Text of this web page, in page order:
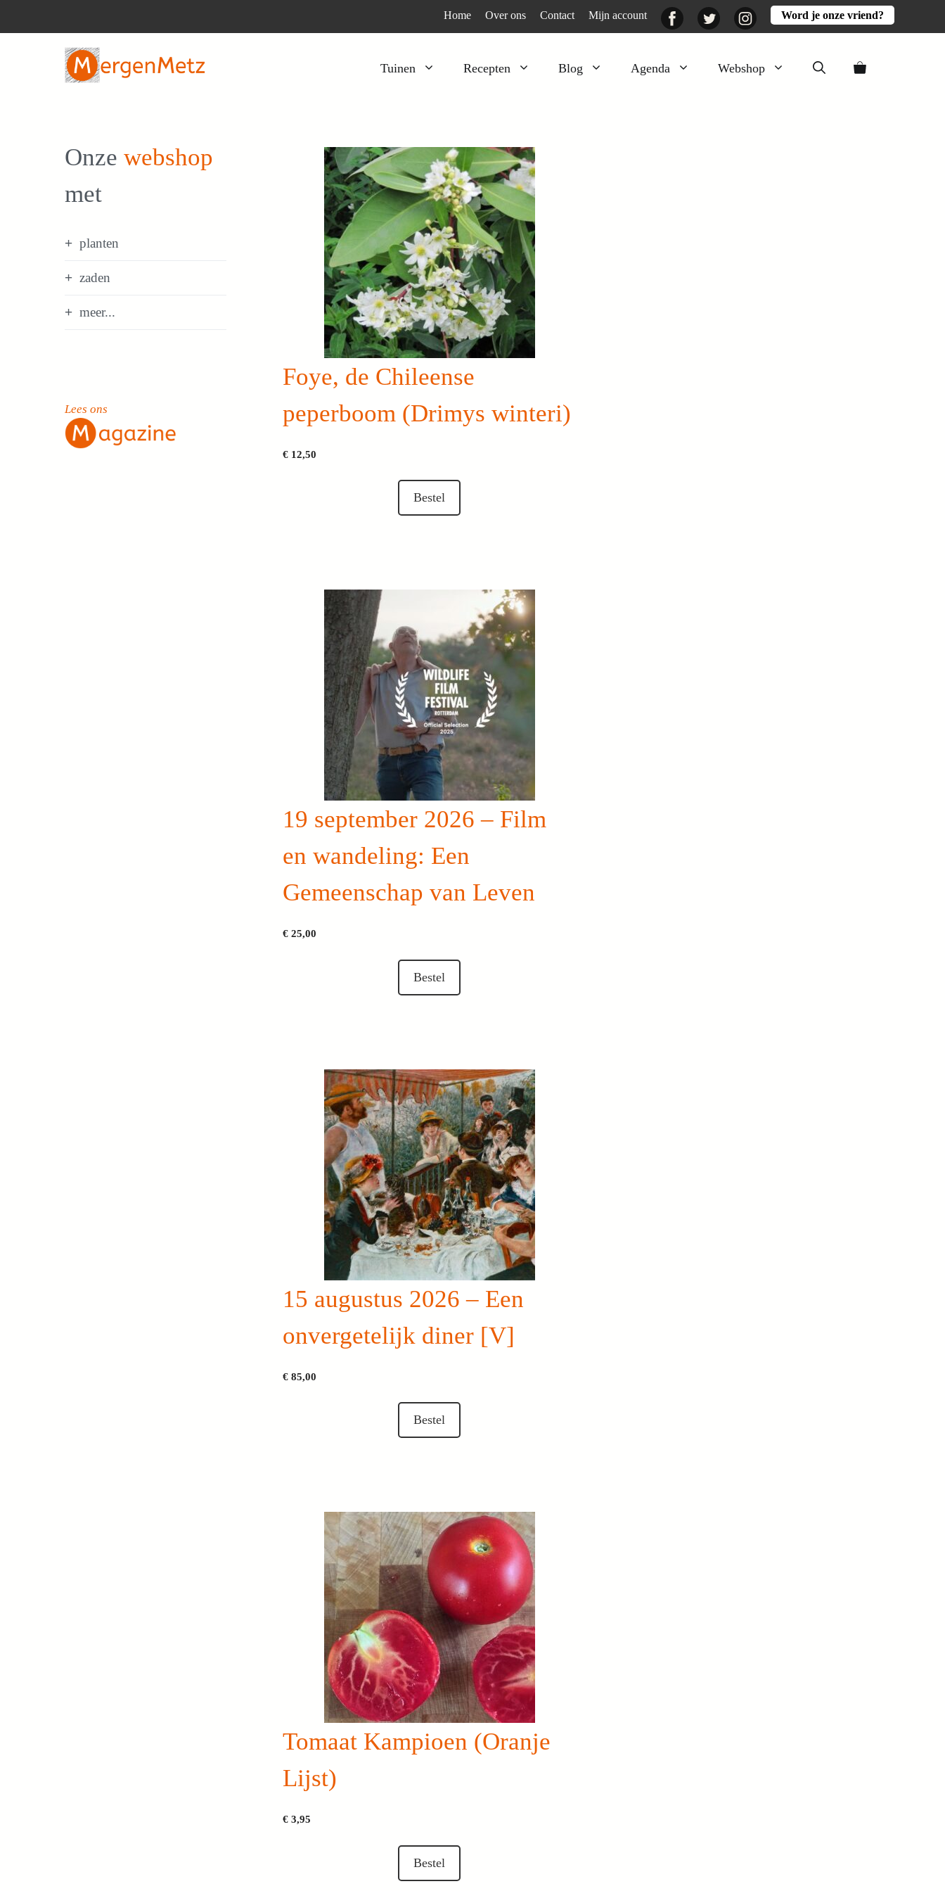
Home Over ons Contact Mijn account FacebookTwitter InstagramWord je onze vriend?
Tuinen Recepten Blog Agenda Webshop
Klimplanten
Kruiden
Moestuin
Verfplanten
Voedselbos
Foye, de Chileense
peperboom (Drimys winteri)
€ 12,50
Bestel
19 september 2026 – Film
en wandeling: Een
Gemeenschap van Leven
€ 25,00
Bestel
15 augustus 2026 – Een
onvergetelijk diner [V]
€ 85,00
Bestel
Tomaat Kampioen (Oranje
Lijst)
€ 3,95
Bestel
Onze webshop
met
planten
zaden
meer...
Lees ons